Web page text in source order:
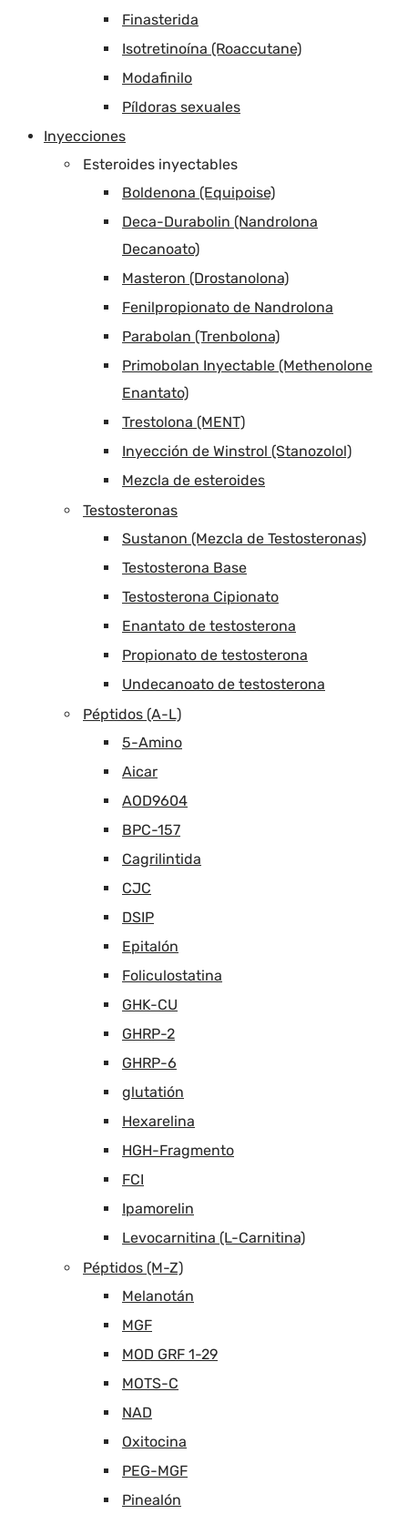
Finasterida
Isotretinoína (Roaccutane)
Modafinilo
Píldoras sexuales
Inyecciones
Esteroides inyectables
Boldenona (Equipoise)
Deca-Durabolin (Nandrolona
Decanoato)
Masteron (Drostanolona)
Fenilpropionato de Nandrolona
Parabolan (Trenbolona)
Primobolan Inyectable (Methenolone
Enantato)
Trestolona (MENT)
Inyección de Winstrol (Stanozolol)
Mezcla de esteroides
Testosteronas
Sustanon (Mezcla de Testosteronas)
Testosterona Base
Testosterona Cipionato
Enantato de testosterona
Propionato de testosterona
Undecanoato de testosterona
Péptidos (A-L)
5-Amino
Aicar
AOD9604
BPC-157
Cagrilintida
CJC
DSIP
Epitalón
Foliculostatina
GHK-CU
GHRP-2
GHRP-6
glutatión
Hexarelina
HGH-Fragmento
FCI
Ipamorelin
Levocarnitina (L-Carnitina)
Péptidos (M-Z)
Melanotán
MGF
MOD GRF 1-29
MOTS-C
NAD
Oxitocina
PEG-MGF
Pinealón